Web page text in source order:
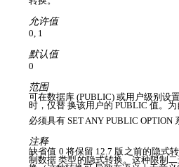
允许值
0, 1
默认值
0
范围
可在数据库(PUBLIC)或用户级别设
时，仅替 换该用户的 PUBLIC 值。为
必须具有 SET ANY PUBLIC OPTION
注释
缺省值 0 将保留 12.7 版之前的隐式
制数据 类型的隐式转换。这种限制